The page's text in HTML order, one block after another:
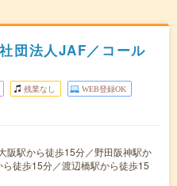
団法人JAF／コール
残業なし WEB登録OK
阪駅から徒歩15分／野田阪神駅か
徒歩15分／渡辺橋駅から徒歩15